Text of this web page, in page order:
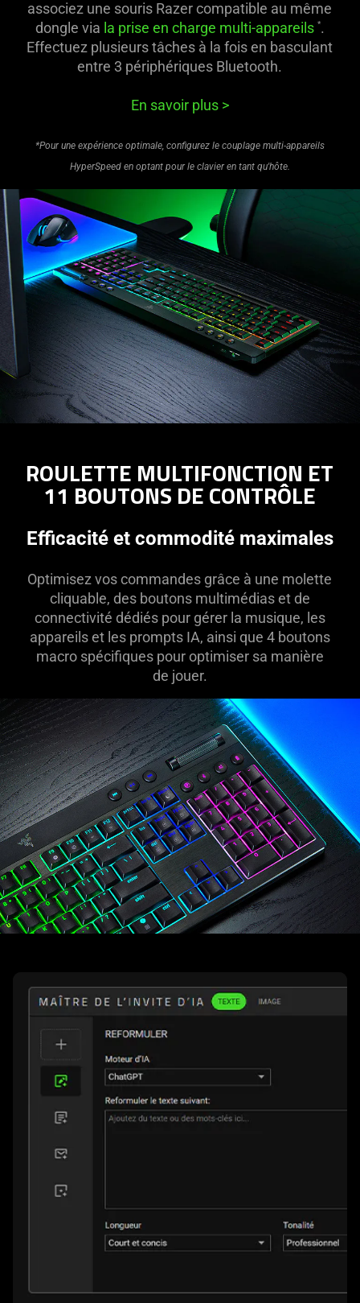
associez une souris Razer compatible au même
dongle via la prise en charge multi-appareils *.
Effectuez plusieurs tâches à la fois en basculant
entre 3 périphériques Bluetooth.
En savoir plus >
*Pour une expérience optimale, configurez le couplage multi-appareils
HyperSpeed en optant pour le clavier en tant qu'hôte.
ROULETTE MULTIFONCTION ET
11 BOUTONS DE CONTRÔLE
Efficacité et commodité maximales
Optimisez vos commandes grâce à une molette
cliquable, des boutons multimédias et de
connectivité dédiés pour gérer la musique, les
appareils et les prompts IA, ainsi que 4 boutons
macro spécifiques pour optimiser sa manière
de jouer.